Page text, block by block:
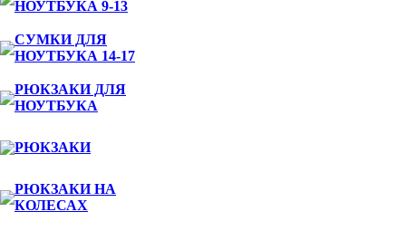
НОУТБУКА 9-13
СУМКИ ДЛЯ
НОУТБУКА 14-17
РЮКЗАКИ ДЛЯ
НОУТБУКА
РЮКЗАКИ
РЮКЗАКИ НА
КОЛЕСАХ